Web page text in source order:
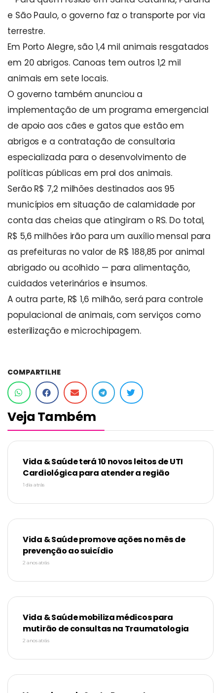
e São Paulo, o governo faz o transporte por via
terrestre.
Em Porto Alegre, são 1,4 mil animais resgatados
em 20 abrigos. Canoas tem outros 1,2 mil
animais em sete locais.
O governo também anunciou a
implementação de um programa emergencial
de apoio aos cães e gatos que estão em
abrigos e a contratação de consultoria
especializada para o desenvolvimento de
políticas públicas em prol dos animais.
Serão R$ 7,2 milhões destinados aos 95
municípios em situação de calamidade por
conta das cheias que atingiram o RS. Do total,
R$ 5,6 milhões irão para um auxílio mensal para
as prefeituras no valor de R$ 188,85 por animal
abrigado ou acolhido — para alimentação,
cuidados veterinários e insumos.
A outra parte, R$ 1,6 milhão, será para controle
populacional de animais, com serviços como
esterilização e microchipagem.
COMPARTILHE
Veja Também
Vida & Saúde terá 10 novos leitos de UTI
Cardiológica para atender a região
1 dia atrás
Vida & Saúde promove ações no mês de
prevenção ao suicídio
2 anos atrás
Vida & Saúde mobiliza médicos para
mutirão de consultas na Traumatologia
2 anos atrás